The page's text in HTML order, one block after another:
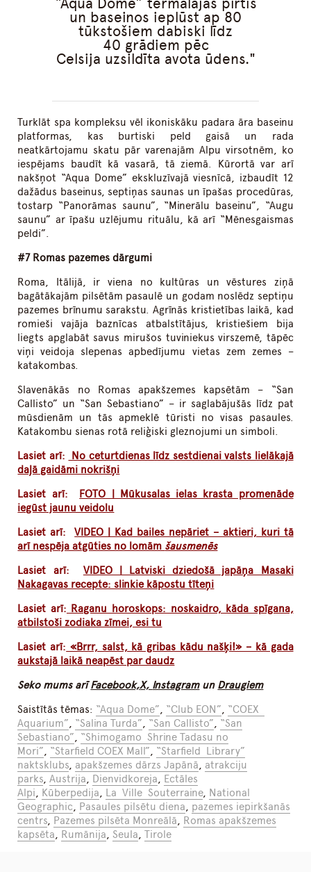
un baseinos ieplūst ap 80
tūkstošiem dabiski līdz
40 grādiem pēc
Celsija uzsildīta avota ūdens.
Turklāt spa kompleksu vēl ikoniskāku padara āra baseinu
platformas, kas burtiski peld gaisā un rada
neatkārtojamu skatu pār varenajām Alpu virsotnēm, ko
iespējams baudīt kā vasarā, tā ziemā. Kūrortā var arī
nakšņot “Aqua Dome” ekskluzīvajā viesnīcā, izbaudīt 12
dažādus baseinus, septiņas saunas un īpašas procedūras,
tostarp “Panorāmas saunu”, “Minerālu baseinu”, “Augu
saunu” ar īpašu uzlējumu rituālu, kā arī “Mēnesgaismas
peldi”.
#7 Romas pazemes dārgumi
Roma, Itālijā, ir viena no kultūras un vēstures ziņā
bagātākajām pilsētām pasaulē un godam noslēdz septiņu
pazemes brīnumu sarakstu. Agrīnās kristietības laikā, kad
romieši vajāja baznīcas atbalstītājus, kristiešiem bija
liegts apglabāt savus mirušos tuviniekus virszemē, tāpēc
viņi veidoja slepenas apbedījumu vietas zem zemes –
katakombas.
Slavenākās no Romas apakšzemes kapsētām – “San
Callisto” un “San Sebastiano” – ir saglabājušās līdz pat
mūsdienām un tās apmeklē tūristi no visas pasaules.
Katakombu sienas rotā reliģiski gleznojumi un simboli.
Lasiet arī:
No ceturtdienas līdz sestdienai valsts lielākajā
daļā gaidāmi nokrišņi
Lasiet arī:
FOTO | Mūkusalas ielas krasta promenāde
iegūst jaunu veidolu
Lasiet arī:VIDEO | Kad bailes nepāriet – aktieri, kuri tā
arī nespēja atgūties no lomām šausmenēs
Lasiet arī: VIDEO | Latviski dziedošā japāņa Masaki
Nakagavas recepte: slinkie kāpostu tīteņi
Lasiet arī: Raganu horoskops: noskaidro, kāda spīgana,
atbilstoši zodiaka zīmei, esi tu
Lasiet arī: «Brrr, salst, kā gribas kādu našķi!» – kā gada
aukstajā laikā neapēst par daudz
Seko mums arīFacebook,X, Instagramun Draugiem
Saistītās tēmas: “Aqua Dome”, “Club EON”, “COEX
Aquarium”, “Salina Turda”, “San Callisto”, “San
Sebastiano”, “Shimogamo Shrine Tadasu no
Mori”, “Starfield COEX Mall”, “Starfield Library”
naktsklubs, apakšzemes dārzs Japānā, atrakciju
parks,Austrija, Dienvidkoreja, Ectāles
Alpi, Kūberpedija, La Ville Souterraine, National
Geographic, Pasaules pilsētu diena, pazemes iepirkšanās
centrs, Pazemes pilsēta Monreālā, Romas apakšzemes
kapsēta, Rumānija,Seula,Tirole